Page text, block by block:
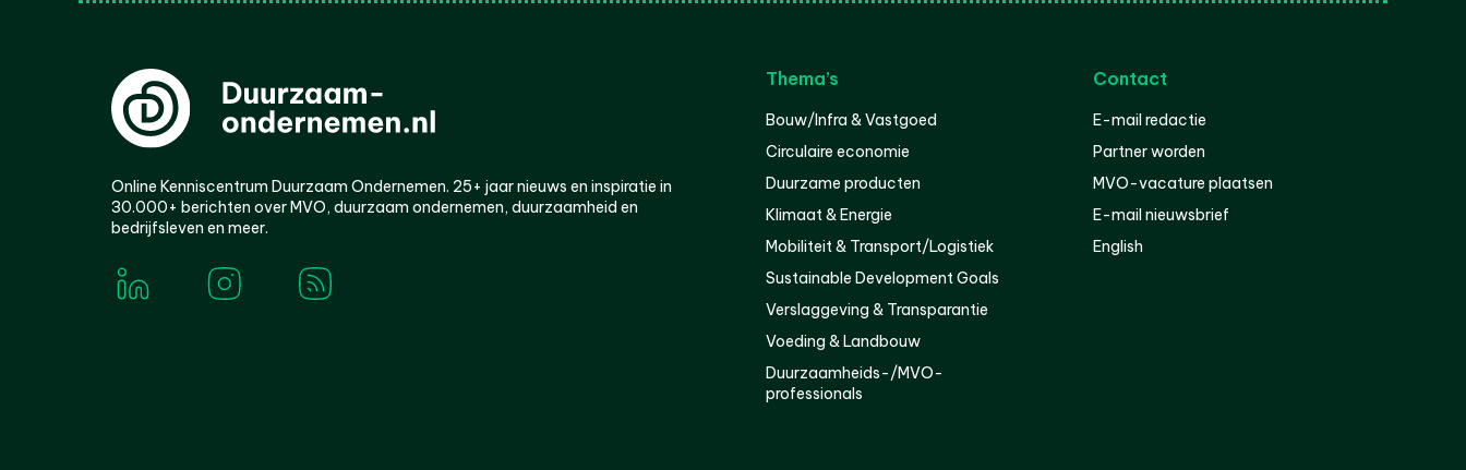
Online Kenniscentrum Duurzaam Ondernemen. 25+ jaar nieuws en inspiratie in
30.000+ berichten over MVO, duurzaam ondernemen, duurzaamheid en
bedrijfsleven en meer.
Thema’s
Bouw/Infra & Vastgoed
Circulaire economie
Duurzame producten
Klimaat & Energie
Mobiliteit & Transport/Logistiek
Sustainable Development Goals
Verslaggeving & Transparantie
Voeding & Landbouw
Duurzaamheids-/MVO-
professionals
Contact
E-mail redactie
Partner worden
MVO-vacature plaatsen
E-mail nieuwsbrief
English